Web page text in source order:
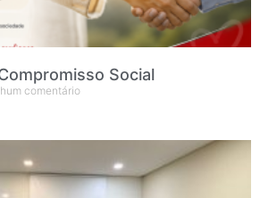
Social
comentário